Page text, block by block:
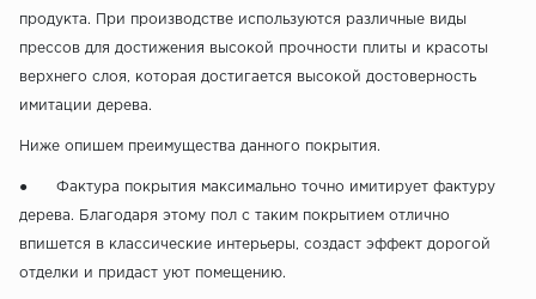
продукта. При производстве используются различные виды
прессов для достижения высокой прочности плиты и красоты
верхнего слоя, которая достигается высокой достоверность
имитации дерева.
Ниже опишем преимущества данного покрытия.
● Фактура покрытия максимально точно имитирует фактуру
дерева. Благодаря этому пол с таким покрытием отлично
впишется в классические интерьеры, создаст эффект дорогой
отделки и придаст уют помещению.